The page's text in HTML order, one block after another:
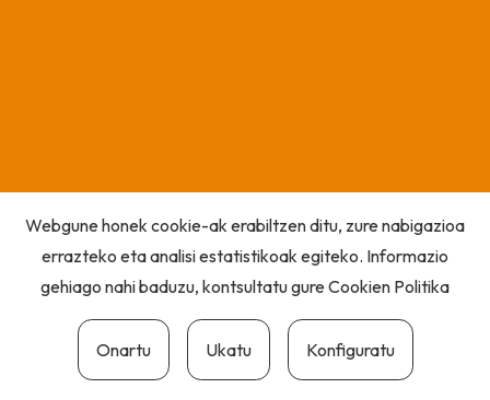
Webgune honek cookie-ak erabiltzen ditu, zure nabigazioa
errazteko eta analisi estatistikoak egiteko. Informazio
gehiago nahi baduzu, kontsultatu gureCookien Politika
Onartu Ukatu Konfiguratu